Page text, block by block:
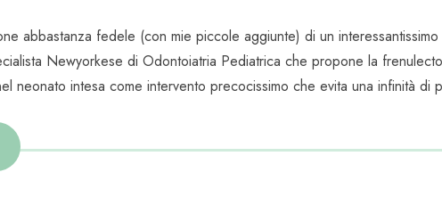
abbastanza fedele (con mie piccole aggiunte) di un
Newyorkese di Odontoiatria Pediatrica che propone la
neonato intesa come intervento precocissimo che evita una infinità di